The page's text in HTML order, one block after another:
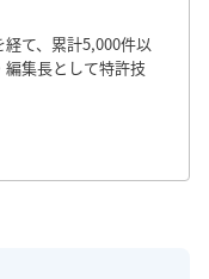
て、累計5,000件以
編集長として特許技